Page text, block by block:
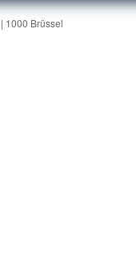
1000 Brüssel